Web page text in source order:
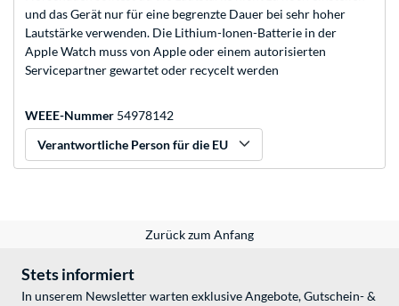
und das Gerät nur für eine begrenzte Dauer bei sehr hoher
Lautstärke verwenden. Die Lithium-Ionen-Batterie in der
Apple Watch muss von Apple oder einem autorisierten
Servicepartner gewartet oder recycelt werden
WEEE-Nummer 54978142
Verantwortliche Person für die EU
Zurück zum Anfang
Stets informiert
In unserem Newsletter warten exklusive Angebote, Gutschein- &